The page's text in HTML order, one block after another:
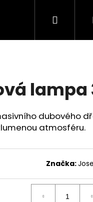
obchodní podmínky
Hledat
lampa
dubového
atmosféru.
Značka: